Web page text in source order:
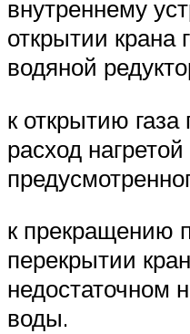
внутреннему
открытии крана
водяной
к открытию
расход
к прекращению
перекрытии
недостаточном
воды.